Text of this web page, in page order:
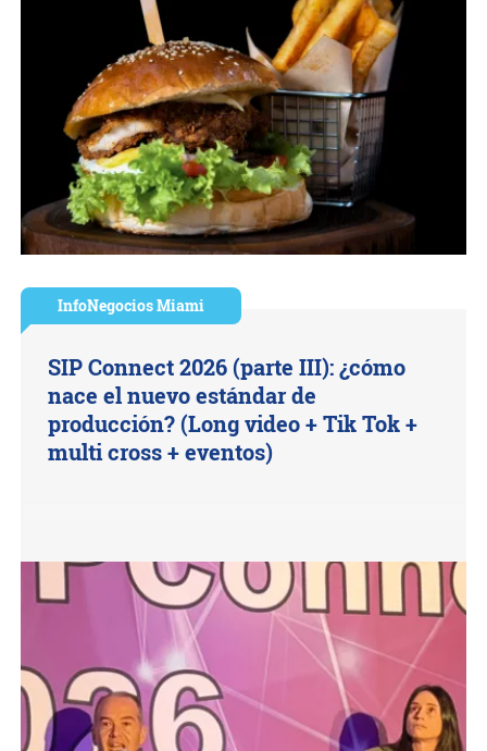
InfoNegocios Miami
SIP Connect 2026 (parte III): ¿cómo
nace el nuevo estándar de
producción? (Long video + Tik Tok +
multi cross + eventos)